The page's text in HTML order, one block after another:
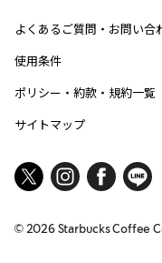
よくあるご質問・お問い合
使用条件
ポリシー・約款・規約一覧
サイトマップ
© 2026Starbucks Coffee